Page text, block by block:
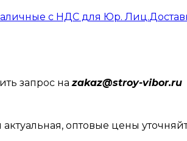
с НДС для Юр. Лиц.
запрос наzakaz@stroy-vibor.ru
оптовые цены